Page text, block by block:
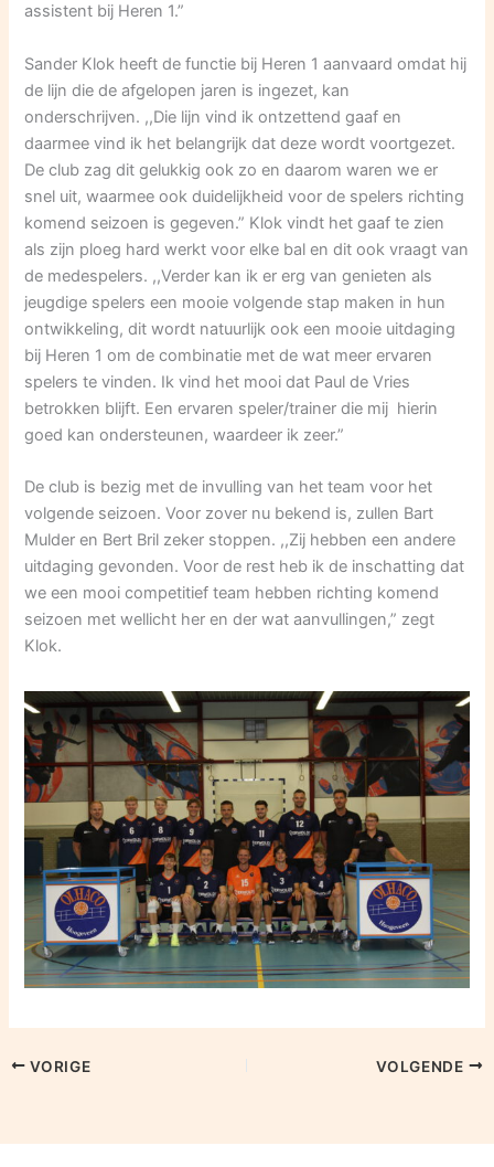
assistent bij Heren 1.”
Sander Klok heeft de functie bij Heren 1 aanvaard omdat hij
de lijn die de afgelopen jaren is ingezet, kan
onderschrijven. ,,Die lijn vind ik ontzettend gaaf en
daarmee vind ik het belangrijk dat deze wordt voortgezet.
De club zag dit gelukkig ook zo en daarom waren we er
snel uit, waarmee ook duidelijkheid voor de spelers richting
komend seizoen is gegeven.” Klok vindt het gaaf te zien
als zijn ploeg hard werkt voor elke bal en dit ook vraagt van
de medespelers. ,,Verder kan ik er erg van genieten als
jeugdige spelers een mooie volgende stap maken in hun
ontwikkeling, dit wordt natuurlijk ook een mooie uitdaging
bij Heren 1 om de combinatie met de wat meer ervaren
spelers te vinden. Ik vind het mooi dat Paul de Vries
betrokken blijft. Een ervaren speler/trainer die mij hierin
goed kan ondersteunen, waardeer ik zeer.”
De club is bezig met de invulling van het team voor het
volgende seizoen. Voor zover nu bekend is, zullen Bart
Mulder en Bert Bril zeker stoppen. ,,Zij hebben een andere
uitdaging gevonden. Voor de rest heb ik de inschatting dat
we een mooi competitief team hebben richting komend
seizoen met wellicht her en der wat aanvullingen,” zegt
Klok.
VORIGE VOLGENDE